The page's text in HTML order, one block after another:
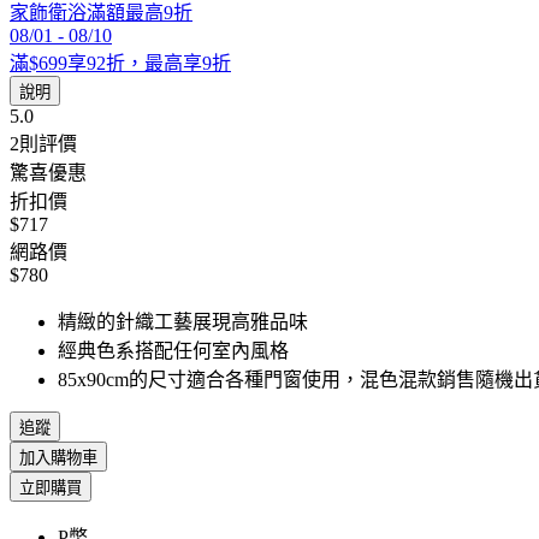
家飾衛浴滿額最高9折
08/01 - 08/10
滿$699享92折，最高享9折
說明
5.0
2則評價
驚喜優惠
折扣價
$717
網路價
$780
精緻的針織工藝展現高雅品味
經典色系搭配任何室內風格
85x90cm的尺寸適合各種門窗使用，混色混款銷售隨機出
追蹤
加入購物車
立即購買